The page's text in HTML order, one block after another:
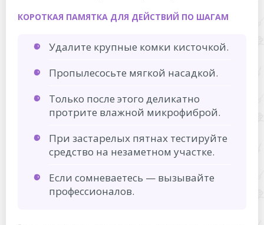
КОРОТКАЯ ПАМЯТКА ДЛЯ ДЕЙСТВИЙ ПО ШАГАМ
Удалите крупные комки кисточкой.
Пропылесосьте мягкой насадкой.
Только после этого деликатно
протрите влажной микрофиброй.
При застарелых пятнах тестируйте
средство на незаметном участке.
Если сомневаетесь — вызывайте
профессионалов.